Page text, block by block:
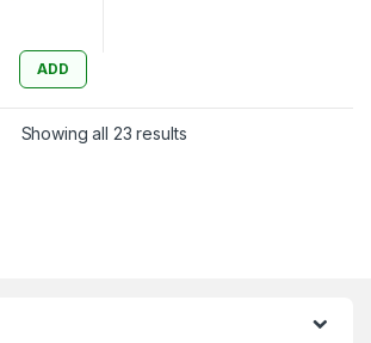
ADD
Showing all 23 resultsSorted by latest